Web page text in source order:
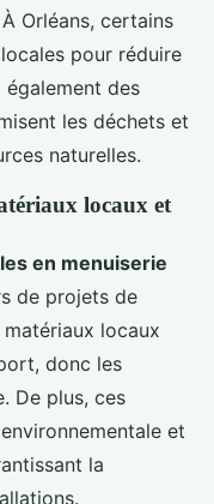
Orléans, certains
pour réduire
des
les déchets et
naturelles.
locaux et
en menuiserie
de projets de
locaux
donc les
De plus, ces
et
la